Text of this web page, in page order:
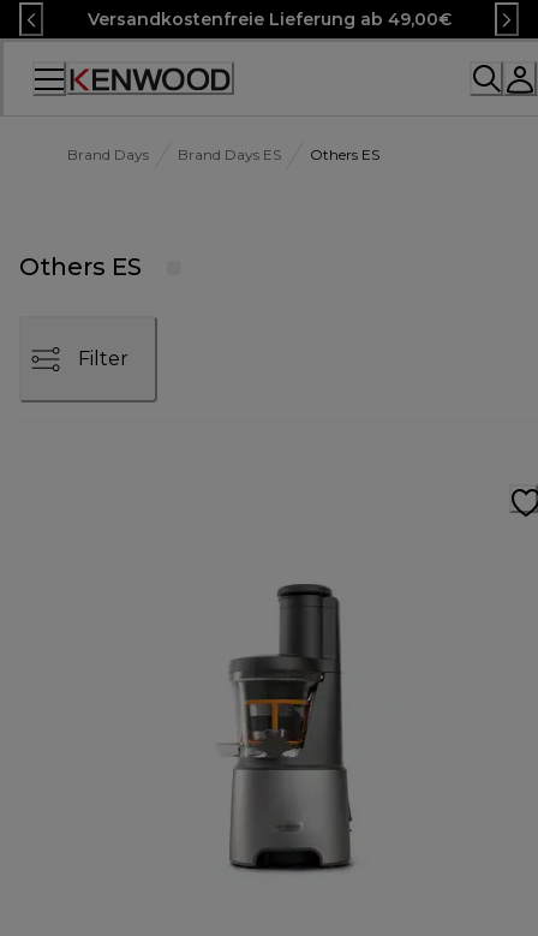
Skip
to
Content
Versandkostenfreie Lieferung ab 49,00€
Accessibility
Brand Days Brand Days ES Others ES
Others ES
Filter